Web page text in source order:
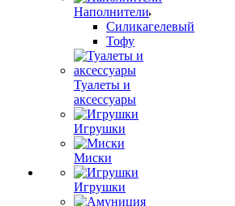
Наполнители
Силикагелевый
Тофу
Туалеты и
аксессуары
Игрушки
Миски
Игрушки